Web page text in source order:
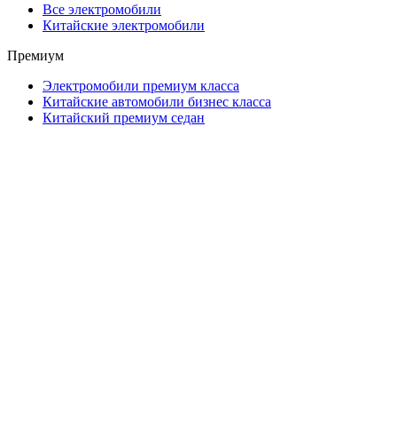
Все электромобили
Китайские электромобили
Премиум
Электромобили премиум класса
Китайские автомобили бизнес класса
Китайский премиум седан